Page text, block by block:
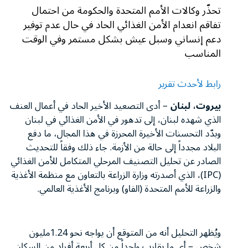
تحذّر وكالات الأمم المتحدة والحكومة من احتمال
تفاقم انعدام الأمن الغذائي الحاد في حال عدم توفير
دعم إنساني وسبل عيش بشكل مستمر وفي الوقت
المناسب
رابط لأحدث تقرير
بيروت، لبنان– أدى التصعيد الأخير الحاد في أعمال العنف
الذي شهده لبنان، إلى تدهور في الأمن الغذائي في لبنان
وبدّد التحسنات الأخيرة المحرزة في هذا المجال، ما دفع
البلاد مجدداً إلى حالة من الأزمة. جاء ذلك وفقاً للتحديث
الصادر عن تحليل التصنيف المرحلي المتكامل للأمن الغذائي
(IPC)، الذي أصدرته وزارة الزراعة بالتعاون مع منظمة الأغذية
والزراعة للأمم المتحدة (الفاو) وبرنامج الأغذية العالمي.
ويُظهر التحليل أنه من المتوقع أن يواجه نحو 1.24مليون